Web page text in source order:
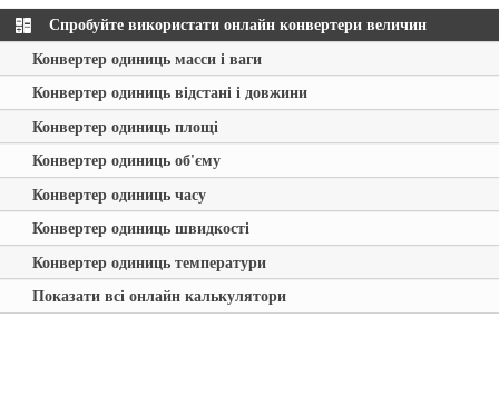
Спробуйте використати онлайн конвертери величин
Конвертер одиниць масси і ваги
Конвертер одиниць відстані і довжини
Конвертер одиниць площі
Конвертер одиниць об'єму
Конвертер одиниць часу
Конвертер одиниць швидкості
Конвертер одиниць температури
Показати всі онлайн калькулятори